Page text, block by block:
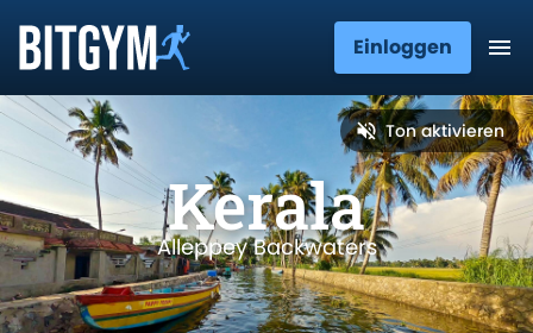
Einloggen
Ton aktivieren
Kerala
Alleppey Backwaters